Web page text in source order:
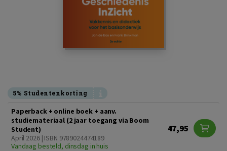
5% Studentenkorting
Paperback + online boek + aanv.
studiemateriaal (2 jaar toegang via Boom
Student)
April 2026 | ISBN 9789024474189
Vandaag besteld, dinsdag in huis
47,95